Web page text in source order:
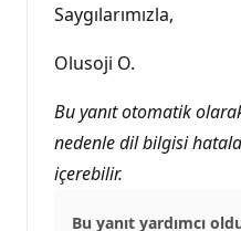
Saygılarımızla,
Olusoji O.
Bu yanıt otomatik
nedenle dil bilgisi
içerebilir.
Bu yanıt yardımcı